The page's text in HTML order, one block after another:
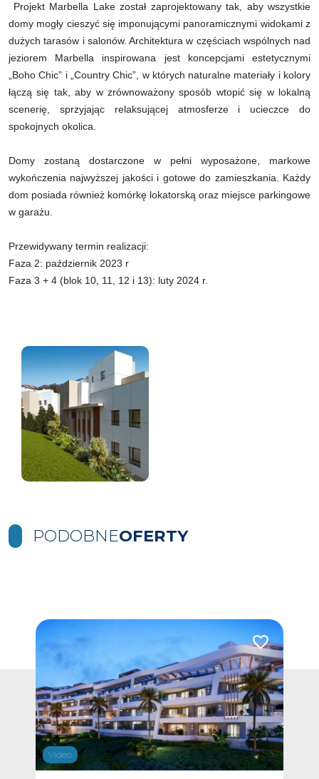
Projekt Marbella Lake został zaprojektowany tak, aby wszystkie
domy mogły cieszyć się imponującymi panoramicznymi widokami z
dużych tarasów i salonów. Architektura w częściach wspólnych nad
jeziorem Marbella inspirowana jest koncepcjami estetycznymi
„Boho Chic” i „Country Chic”, w których naturalne materiały i kolory
łączą się tak, aby w zrównoważony sposób wtopić się w lokalną
scenerię, sprzyjając relaksującej atmosferze i ucieczce do
spokojnych okolica.
Domy zostaną dostarczone w pełni wyposażone, markowe
wykończenia najwyższej jakości i gotowe do zamieszkania. Każdy
dom posiada również komórkę lokatorską oraz miejsce parkingowe
w garażu.
Przewidywany termin realizacji:
Faza 2: październik 2023 r
Faza 3 + 4 (blok 10, 11, 12 i 13): luty 2024 r.
PODOBNEOFERTY
Dodaj do ulubionych
Video
Dodaj do